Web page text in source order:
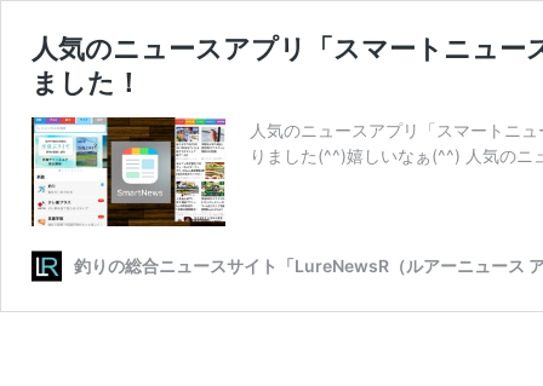
人気のニュースアプリ「スマートニュ
ました！
人気のニュースアプリ「スマートニ
りました(^^)嬉しいなぁ(^^) 人気の
釣りの総合ニュースサイト「LureNewsR（ルアーニュース